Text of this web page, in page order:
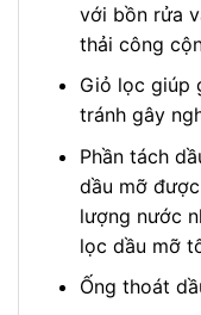
với bồn rửa
thải công
Giỏ lọc giúp
tránh gây
Phần tách
dầu mỡ
lượng nước
lọc dầu mỡ
Ống thoát